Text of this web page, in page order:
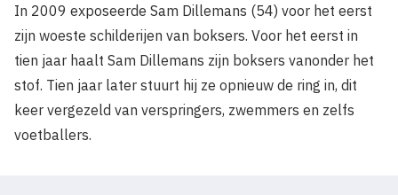
In 2009 exposeerde Sam Dillemans (54) voor het eerst
zijn woeste schilderijen van boksers. Voor het eerst in
tien jaar haalt Sam Dillemans zijn boksers vanonder het
stof. Tien jaar later stuurt hij ze opnieuw de ring in, dit
keer vergezeld van verspringers, zwemmers en zelfs
voetballers.